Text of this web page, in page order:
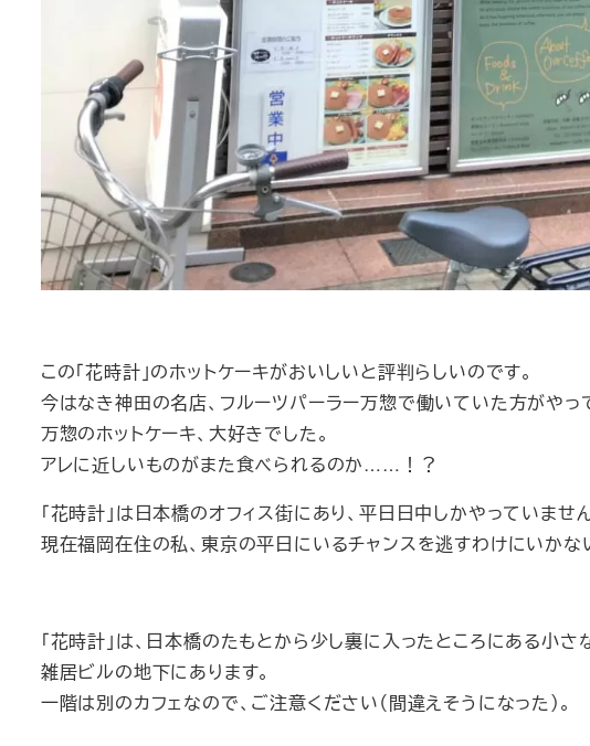
この「花時計」のホットケーキがおいしいと評判らしいのです。
今はなき神田の名店、フルーツパーラー万惣で働いていた方がやっ
万惣のホットケーキ、大好きでした。
アレに近しいものがまた食べられるのか……！？
「花時計」は日本橋のオフィス街にあり、平日日中しかやっていません
現在福岡在住の私、東京の平日にいるチャンスを逃すわけにいかな
「花時計」は、日本橋のたもとから少し裏に入ったところにある小さ
雑居ビルの地下にあります。
一階は別のカフェなので、ご注意ください（間違えそうになった）。